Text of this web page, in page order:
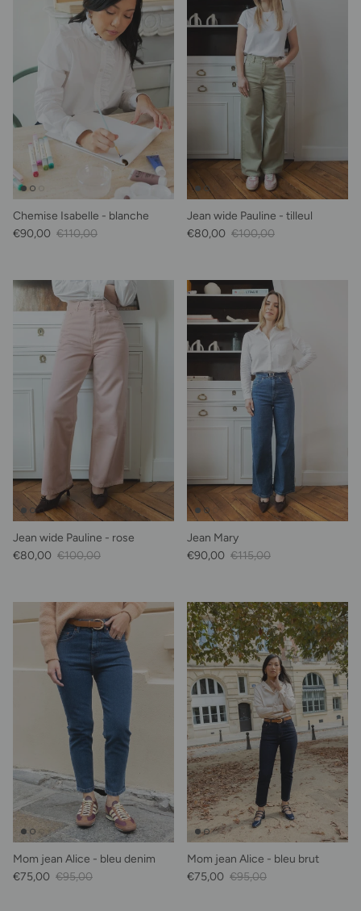
Chemise Isabelle - blanche
Prix soldé
€90,00 Prix habituel
€110,00
Jean wide Pauline - tilleul
Prix soldé
€80,00 Prix habituel
€100,00
Jean wide Pauline - rose
Prix soldé
€80,00 Prix habituel
€100,00
Jean Mary
Prix soldé
€90,00 Prix habituel
€115,00
Mom jean Alice - bleu denim
Prix soldé
€75,00 Prix habituel
€95,00
Mom jean Alice - bleu brut
Prix soldé
€75,00 Prix habituel
€95,00